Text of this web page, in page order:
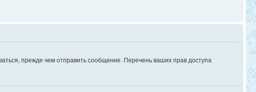
прежде чем отправить сообщение. Перечень ваших прав доступа